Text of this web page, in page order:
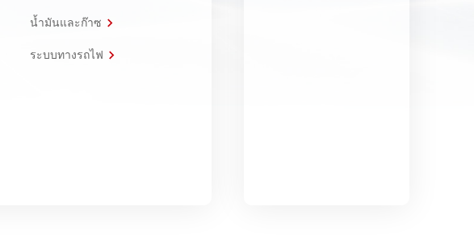
น้ำมันและก๊าซ
ระบบทางรถไฟ